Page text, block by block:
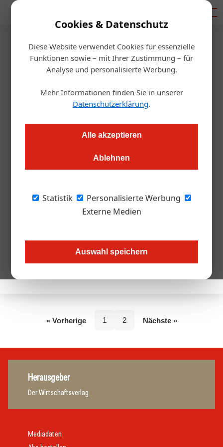
Cookies & Datenschutz
Diese Website verwendet Cookies für essenzielle
Funktionen sowie – mit Ihrer Zustimmung – für
Analyse und personalisierte Werbung.
Mehr Informationen finden Sie in unserer
Datenschutzerklärung.
Alle akzeptieren
Ablehnen
Statistik
Personalisierte Werbung
Externe Medien
Auswahl speichern
Artikel von Hubertus
Mantel
Hubertus Mantel
Keine Beiträge von diesem Autor.
« Vorherige 1 2 Nächste »
Herausgeber
Der Wirtschaftsverlag
Mediadaten